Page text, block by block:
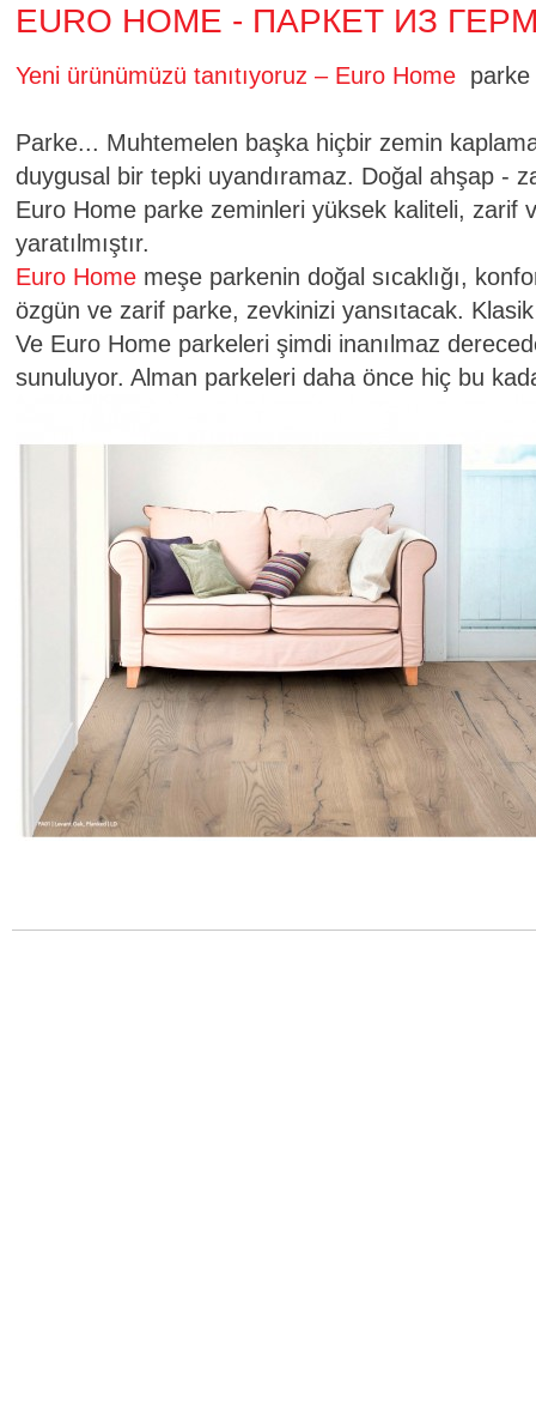
EURO HOME - ПАРКЕТ ИЗ
Yeni ürünümüzü tanıtıyoruz – Euro Home parke
Parke... Muhtemelen başka hiçbir zemin
duygusal bir tepki uyandıramaz. Doğal ahşap -
Euro Home parke zeminleri yüksek kaliteli, zarif
yaratılmıştır.
Euro Home meşe parkenin doğal sıcaklığı,
özgün ve zarif parke, zevkinizi yansıtacak.
Ve Euro Home parkeleri şimdi inanılmaz
sunuluyor. Alman parkeleri daha önce hiç bu